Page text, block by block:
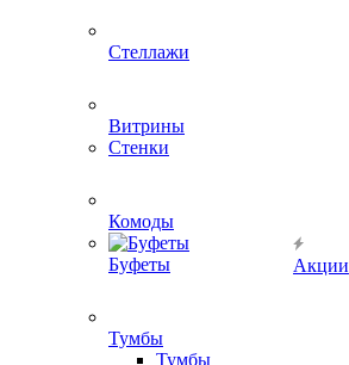
Стеллажи
Витрины
Стенки
Комоды
Буфеты
Тумбы
Тумбы
Акции